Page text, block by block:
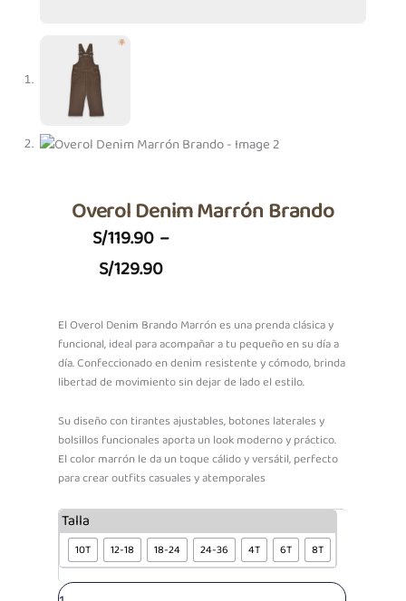
Overol Denim Marrón Brando
S/119.90 –
S/129.90
Price
Range:
Through
S/129.90
El Overol Denim Brando Marrón es una prenda clásica y
funcional, ideal para acompañar a tu pequeño en su día a
día. Confeccionado en denim resistente y cómodo, brinda
libertad de movimiento sin dejar de lado el estilo.
Su diseño con tirantes ajustables, botones laterales y
bolsillos funcionales aporta un look moderno y práctico.
El color marrón le da un toque cálido y versátil, perfecto
para crear outfits casuales y atemporales
Talla
10T 12-18 18-24 24-36 4T 6T 8T
Overol
Denim
Marrón
Brando
cantidad